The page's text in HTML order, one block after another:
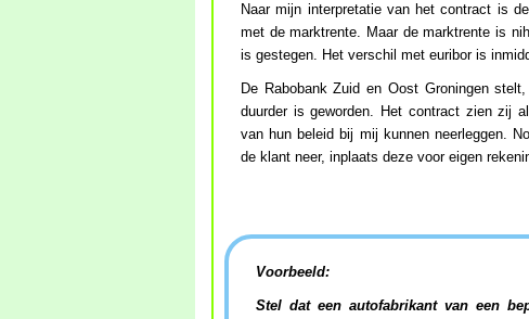
Naar mijn interpretatie van het contract is
met de marktrente. Maar de marktrente is
is gestegen. Het verschil met euribor is
De Rabobank Zuid en Oost Groningen
duurder is geworden. Het contract zien zij
van hun beleid bij mij kunnen neerleggen.
de klant neer, inplaats deze voor eigen
Voorbeeld:
Stel dat een autofabrikant van een